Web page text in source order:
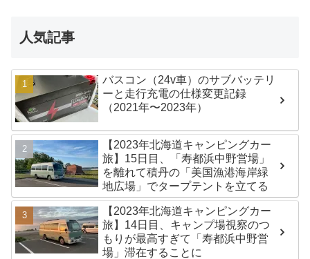
人気記事
バスコン（24v車）のサブバッテリ
ーと走行充電の仕様変更記録
（2021年〜2023年）
【2023年北海道キャンピングカー
旅】15日目、「寿都浜中野営場」
を離れて積丹の「美国漁港海岸緑
地広場」でタープテントを立てる
【2023年北海道キャンピングカー
旅】14日目、キャンプ場視察のつ
もりが最高すぎて「寿都浜中野営
場」滞在することに